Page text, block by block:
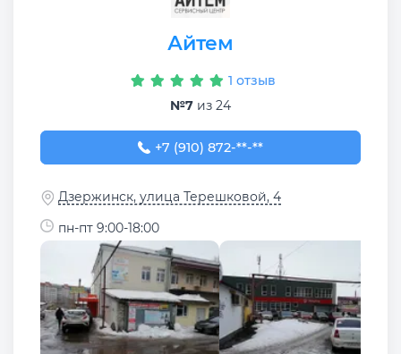
Айтем
1 отзыв
№7 из 24
+7 (910) 872-37-77
+7 (910) 872-**-**
Дзержинск, улица Терешковой, 4
пн-пт 9:00-18:00